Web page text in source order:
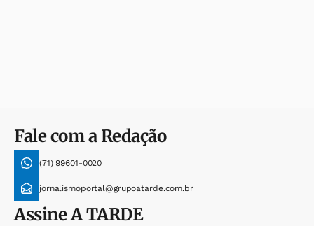
Fale com a Redação
(71) 99601-0020
jornalismoportal@grupoatarde.com.br
AssineA TARDE